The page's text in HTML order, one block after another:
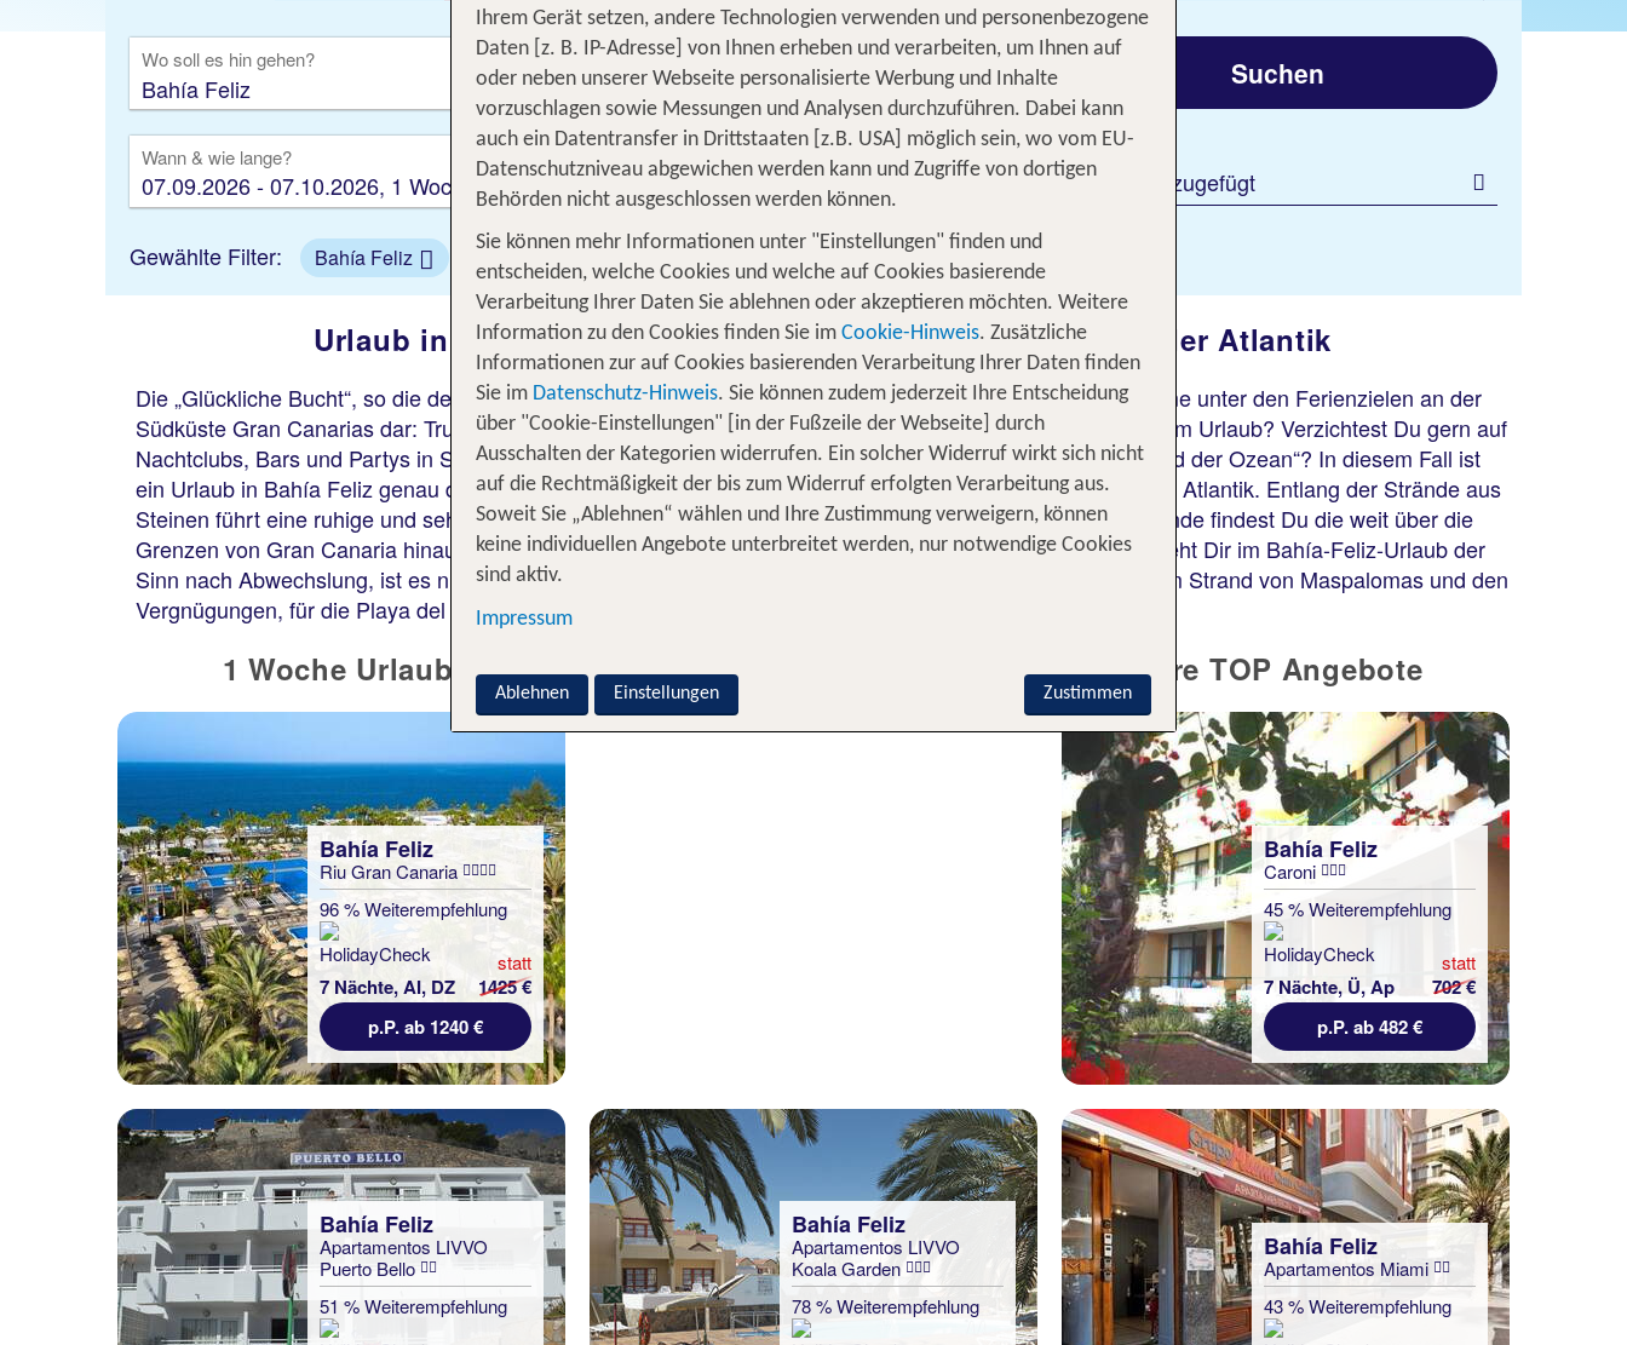
Ausflüge
Camper Privattransfer Zusatzleistungen
Wo soll es hin gehen? Von wo?
Beliebig
Wann & wie lange?
07.09.2026 - 07.10.2026, 1 Woche
Wer reist mit?
2 Erwachsene
Suchen
1 Filter hinzugefügt
Gewählte Filter: Bahía Feliz
Urlaub in Bahía Feliz auf Gran Canaria: Ruhe, Sonne und der Atlantik
Die „Glückliche Bucht“, so die deutsche Übersetzung des Namens Bahía Feliz, stellt eine absolute Ausnahme unter den Ferienzielen an der
Südküste Gran Canarias dar: Trubel und Gedränge gibt es hier nicht. Hast Du es gern still und beschaulich im Urlaub? Verzichtest Du gern auf
Nachtclubs, Bars und Partys in Schrittweite von Deinem Hotel? Liebst Du Inselurlaub im Stil von „Nur Du und der Ozean“? In diesem Fall ist
ein Urlaub in Bahía Feliz genau das Richtige für Dich. Die kleine, separat erschlossene Bucht liegt direkt am Atlantik. Entlang der Strände aus
Steinen führt eine ruhige und sehr gepflegte Strandpromenade durch den kleinen Ort. An ihrem östlichen Ende findest Du die weit über die
Grenzen von Gran Canaria hinaus bekannte Surfschule und eine rustikale Strandbar. Doch keine Sorge: Steht Dir im Bahía-Feliz-Urlaub der
Sinn nach Abwechslung, ist es nur eine kurze Fahrt mit dem Mietwagen, Taxi oder Bus bis zu den Dünen am Strand von Maspalomas und den
Vergnügungen, für die Playa del Inglés zu Recht bekannt ist.
1 Woche Urlaub auf Gran Canaria in Bahía Feliz inkl. Flug - Unsere TOP Angebote
Bahía Feliz
Riu Gran Canaria
96 % Weiterempfehlung
7 Nächte, AI, DZ
statt
1425 €
p.P. ab 1240 €
Bahía Feliz
Valencia
Bahía Feliz
Caroni
45 % Weiterempfehlung
7 Nächte, Ü, Ap
statt
702 €
p.P. ab 482 €
Bahía Feliz
Apartamentos LIVVO
Puerto Bello
51 % Weiterempfehlung
Bahía Feliz
Apartamentos LIVVO
Koala Garden
78 % Weiterempfehlung
Bahía Feliz
Apartamentos Miami
43 % Weiterempfehlung
Ihrem Gerät setzen, andere Technologien verwenden und personenbezogene
Daten [z. B. IP-Adresse] von Ihnen erheben und verarbeiten, um Ihnen auf
oder neben unserer Webseite personalisierte Werbung und Inhalte
vorzuschlagen sowie Messungen und Analysen durchzuführen. Dabei kann
auch ein Datentransfer in Drittstaaten [z.B. USA] möglich sein, wo vom EU-
Datenschutzniveau abgewichen werden kann und Zugriffe von dortigen
Behörden nicht ausgeschlossen werden können.
Sie können mehr Informationen unter "Einstellungen" finden und
entscheiden, welche Cookies und welche auf Cookies basierende
Verarbeitung Ihrer Daten Sie ablehnen oder akzeptieren möchten. Weitere
Information zu den Cookies finden Sie im Cookie-Hinweis. Zusätzliche
Informationen zur auf Cookies basierenden Verarbeitung Ihrer Daten finden
Sie im Datenschutz-Hinweis. Sie können zudem jederzeit Ihre Entscheidung
über "Cookie-Einstellungen" [in der Fußzeile der Webseite] durch
Ausschalten der Kategorien widerrufen. Ein solcher Widerruf wirkt sich nicht
auf die Rechtmäßigkeit der bis zum Widerruf erfolgten Verarbeitung aus.
Soweit Sie „Ablehnen“ wählen und Ihre Zustimmung verweigern, können
keine individuellen Angebote unterbreitet werden, nur notwendige Cookies
sind aktiv.
Impressum
Zustimmen
Ablehnen Einstellungen